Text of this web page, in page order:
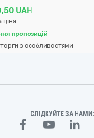
UAH
ціна
пропозицій
торги з особливостями
СЛІДКУЙТЕ ЗА НАМИ: